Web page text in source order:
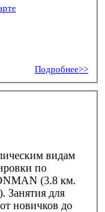
Подробнее>>
видам
по
(3.8 км.
Занятия для
новичков до